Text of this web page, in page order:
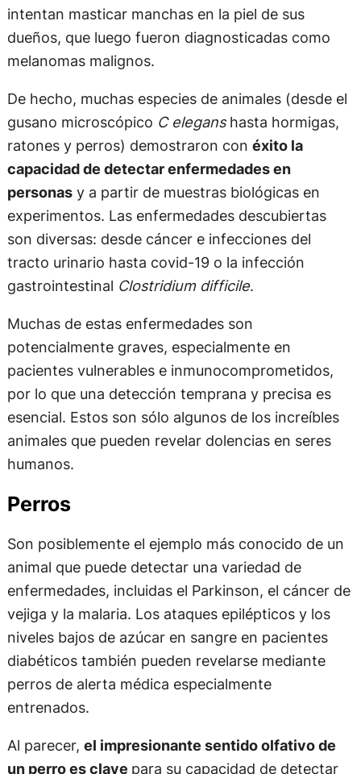
intentan masticar manchas en la piel de sus
dueños, que luego fueron diagnosticadas como
melanomas malignos.
De hecho, muchas especies de animales (desde el
gusano microscópico C eleganshasta hormigas,
ratones y perros) demostraron con éxito la
capacidad de detectar enfermedades en
personasy a partir de muestras biológicas en
experimentos. Las enfermedades descubiertas
son diversas: desde cáncer e infecciones del
tracto urinario hasta covid-19 o la infección
gastrointestinal Clostridium difficile.
Muchas de estas enfermedades son
potencialmente graves, especialmente en
pacientes vulnerables e inmunocomprometidos,
por lo que una detección temprana y precisa es
esencial. Estos son sólo algunos de los increíbles
animales que pueden revelar dolencias en seres
humanos.
Perros
Son posiblemente el ejemplo más conocido de un
animal que puede detectar una variedad de
enfermedades, incluidas el Parkinson, el cáncer de
vejiga y la malaria. Los ataques epilépticos y los
niveles bajos de azúcar en sangre en pacientes
diabéticos también pueden revelarse mediante
perros de alerta médica especialmente
entrenados.
Al parecer, el impresionante sentido olfativo de
un perro es clave para su capacidad de detectar